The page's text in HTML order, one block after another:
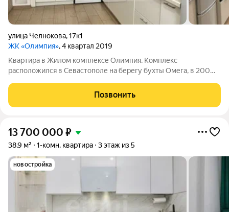
улица Челнокова,17к1
ЖК «Олимпия», 4 квартал 2019
Квартира в Жилом комплексе Олимпия. Комплекс
расположился в Севастополе на берегу бухты Омега, в 200
пляж «Адмиральская лагуна» с развитой инфраструктурой
пляжного отдыха. Квартира после
Позвонить
13 700 000 ₽
38,9 м² 1-комн. квартира 3 этаж из 5
новостройка